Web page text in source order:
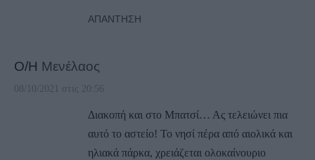
ΑΠΆΝΤΗΣΗ
Ο/Η Μενέλαος
08/10/2021 στις 20:56
Διακοπή και στο Μπατσί… Ας τελειώνει πια
αυτό το αστείο! Το νησί πέρα από αιολικά και
ηλιακά πάρκα, χρειάζεται ολοκαίνουριο